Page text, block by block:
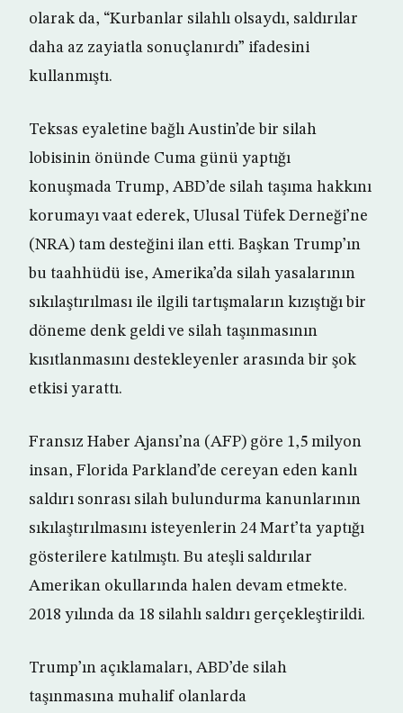
olarak da, “Kurbanlar silahlı olsaydı, saldırılar
daha az zayiatla sonuçlanırdı” ifadesini
kullanmıştı.
Teksas eyaletine bağlı Austin’de bir silah
lobisinin önünde Cuma günü yaptığı
konuşmada Trump, ABD’de silah taşıma hakkını
korumayı vaat ederek, Ulusal Tüfek Derneği’ne
(NRA) tam desteğini ilan etti. Başkan Trump’ın
bu taahhüdü ise, Amerika’da silah yasalarının
sıkılaştırılması ile ilgili tartışmaların kızıştığı bir
döneme denk geldi ve silah taşınmasının
kısıtlanmasını destekleyenler arasında bir şok
etkisi yarattı.
Fransız Haber Ajansı’na (AFP) göre 1,5 milyon
insan, Florida Parkland’de cereyan eden kanlı
saldırı sonrası silah bulundurma kanunlarının
sıkılaştırılmasını isteyenlerin 24 Mart’ta yaptığı
gösterilere katılmıştı. Bu ateşli saldırılar
Amerikan okullarında halen devam etmekte.
2018 yılında da 18 silahlı saldırı gerçekleştirildi.
Trump’ın açıklamaları, ABD’de silah
taşınmasına muhalif olanlarda